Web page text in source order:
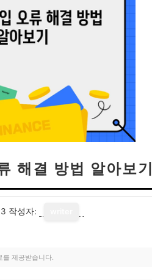
해결 방법 알아보기
작성자:
를 제공받습니다.